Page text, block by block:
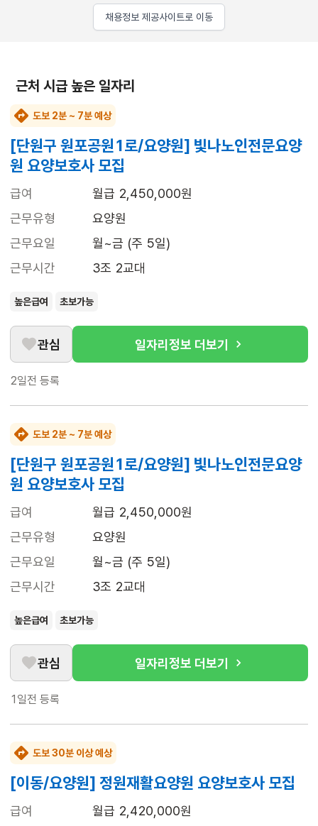
채용정보 제공사이트로 이동
근처 시급 높은 일자리
도보 2분 ~ 7분 예상
[단원구 원포공원1로/요양원] 빛나노인전문요양
원 요양보호사 모집
급여
월급 2,450,000원
근무유형
요양원
근무요일
월~금 (주 5일)
근무시간
3조 2교대
높은급여 초보가능
관심 일자리정보 더보기
2일전 등록
도보 2분 ~ 7분 예상
[단원구 원포공원1로/요양원] 빛나노인전문요양
원 요양보호사 모집
급여
월급 2,450,000원
근무유형
요양원
근무요일
월~금 (주 5일)
근무시간
3조 2교대
높은급여 초보가능
관심 일자리정보 더보기
1일전 등록
도보 30분 이상 예상
[이동/요양원] 정원재활요양원 요양보호사 모집
급여
월급 2,420,000원